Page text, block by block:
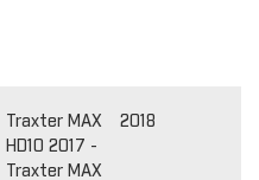
Traxter MAX
HD10 2017 -
2018
Traxter MAX